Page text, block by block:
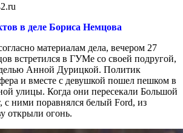
в деле Бориса Немцова
материалам дела, вечером 27
встретился в ГУМе со своей подругой,
Анной Дурицкой. Политик
и вместе с девушкой пошел пешком в
улицы. Когда они пересекали Большой
ними поравнялся белый Ford, из
открыли огонь.